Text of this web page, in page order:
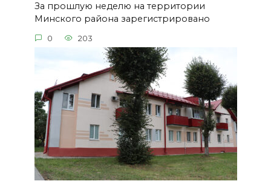
За прошлую неделю на территории
Минского района зарегистрировано
0 203